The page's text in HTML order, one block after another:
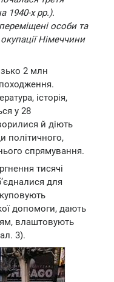
1940-х рр.).
особи та
Німеччини
2 млн
походження.
історія,
у 28
й діють
політичного,
спрямування.
тисячі
для
допомоги, дають
влаштовують
3).